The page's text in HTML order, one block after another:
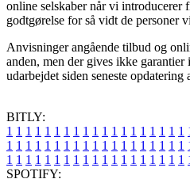
online selskaber når vi introducerer
godtgørelse for så vidt de personer
Anvisninger angående tilbud og
anden, men der gives ikke
udarbejdet siden seneste opdatering
BITLY:
1 1 1 1 1 1 1 1 1 1 1 1 1 1 1 1 1 1 1
1 1 1 1 1 1 1 1 1 1 1 1 1 1 1 1 1 1 1
1 1 1 1 1 1 1 1 1 1 1 1 1 1 1 1 1 1 1
SPOTIFY: